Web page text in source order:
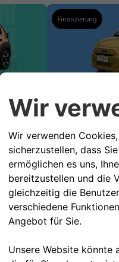
Finanzierung
149 €
Komb. Werte gem.
CO2-Emission 117-
GÜLTIG BIS